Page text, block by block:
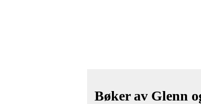
Bøker av Glenn